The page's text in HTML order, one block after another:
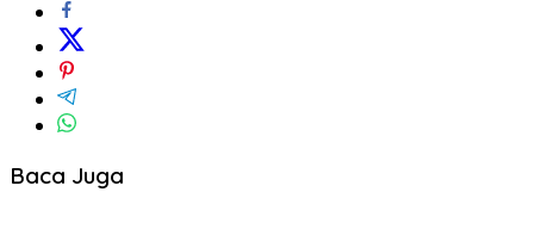
Baca Juga